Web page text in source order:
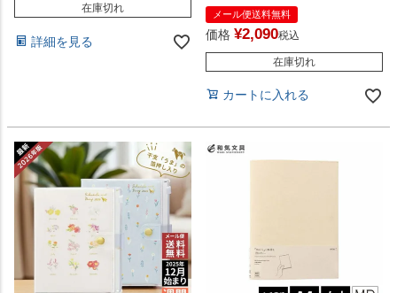
在庫切れ
詳細を見る
メール便送料無料
価格 ¥2,090税込
在庫切れ
カートに入れる